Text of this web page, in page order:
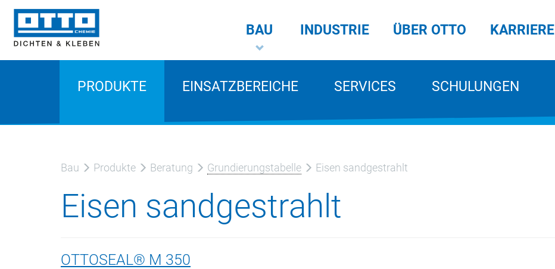
BAU
PRODUKTE EINSATZBEREICHE SERVICES SCHULUNGEN
INDUSTRIE ÜBER OTTO KARRIERE
Bau Produkte Beratung Grundierungstabelle Eisen sandgestrahlt
Eisen sandgestrahlt
OTTOSEAL® M 350